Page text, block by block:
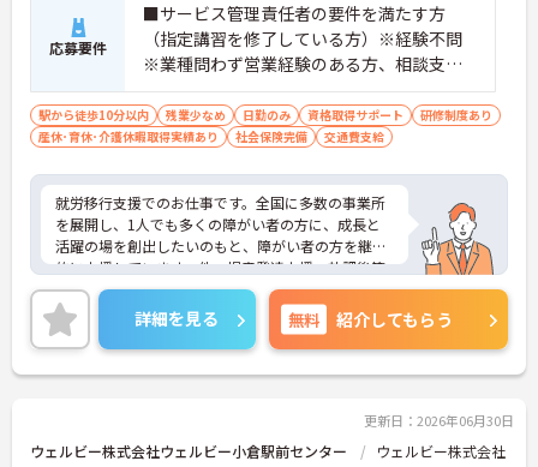
応募要件
■サービス管理責任者の要件を満たす方
（指定講習を修了している方）※経験不問
※業種問わず営業経験のある方、相談支
援・直接支援の経験がある方歓迎
駅から徒歩10分以内 残業少なめ 日勤のみ 資格取得サポート
研修制度あり
産休･育休･介護休暇取得実績あり
社会保険完備 交通費支給
就労移行支援でのお仕事です。全国に多数の事業所
を展開し、1人でも多くの障がい者の方に、成長と
活躍の場を創出したいのもと、障がい者の方を継続
的に支援しています。他、児童発達支援、放課後等
デイサービスも展開しており安定感も抜群です。
ご興味ある方には、面接対策ポイントなど、さらに
詳細をお話しいたしますのでお気軽にご相談くださ
い！
詳細を見る 無料 紹介してもらう
更新日：2026年06月30日
ウェルビー株式会社ウェルビー小倉駅前センター ウェルビー株式会社